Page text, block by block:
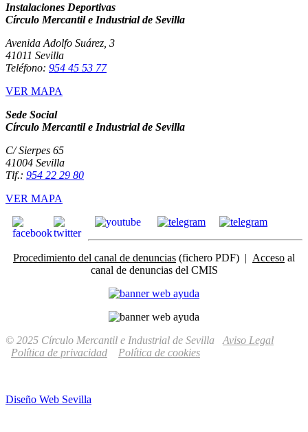
Instalaciones Deportivas
Círculo Mercantil e Industrial de Sevilla
Avenida Adolfo Suárez, 3
41011 Sevilla
Teléfono: 954 45 53 77
VER MAPA
Sede Social
Círculo Mercantil e Industrial de Sevilla
C/ Sierpes 65
41004 Sevilla
Tlf.: 954 22 29 80
VER MAPA
Procedimiento del canal de denuncias (fichero PDF) | Acceso al
canal de denuncias del CMIS
© 2025 Círculo Mercantil e Industrial de Sevilla Aviso Legal
Política de privacidad
Política de cookies
Diseño Web Sevilla